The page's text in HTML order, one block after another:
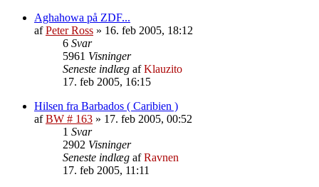
Aghahowa på ZDF...
afPeter Ross » 16. feb 2005, 18:12
6 Svar
5961 Visninger
Seneste indlæg afKlauzito
17. feb 2005, 16:15
Hilsen fra Barbados ( Caribien )
afBW # 163 » 17. feb 2005, 00:52
1 Svar
2902 Visninger
Seneste indlæg afRavnen
17. feb 2005, 11:11